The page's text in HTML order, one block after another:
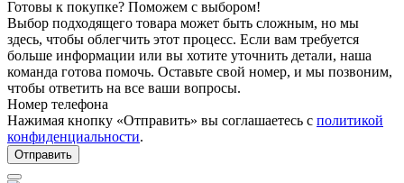
Готовы к покупке? Поможем с выбором!
Выбор подходящего товара может быть сложным, но мы
здесь, чтобы облегчить этот процесс. Если вам требуется
больше информации или вы хотите уточнить детали, наша
команда готова помочь. Оставьте свой номер, и мы позвоним,
чтобы ответить на все ваши вопросы.
Номер телефона
Нажимая кнопку «Отправить» вы соглашаетесь с политикой
конфиденциальности.
Отправить